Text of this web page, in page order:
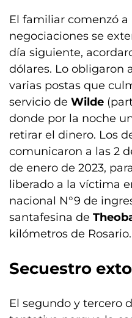
El familiar comenzó
negociaciones se
día siguiente,
dólares. Lo obligaron
varias postas que
servicio de Wilde
donde por la noche
retirar el dinero. Los
comunicaron a las 2
de enero de 2023,
liberado a la víctima
nacional N°9 de
santafesina de
kilómetros de Rosario.
Secuestro
El segundo y tercero